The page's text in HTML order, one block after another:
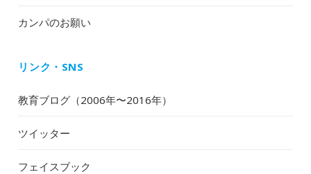
カンパのお願い
リンク・SNS
教育ブログ（2006年〜2016年）
ツイッター
フェイスブック